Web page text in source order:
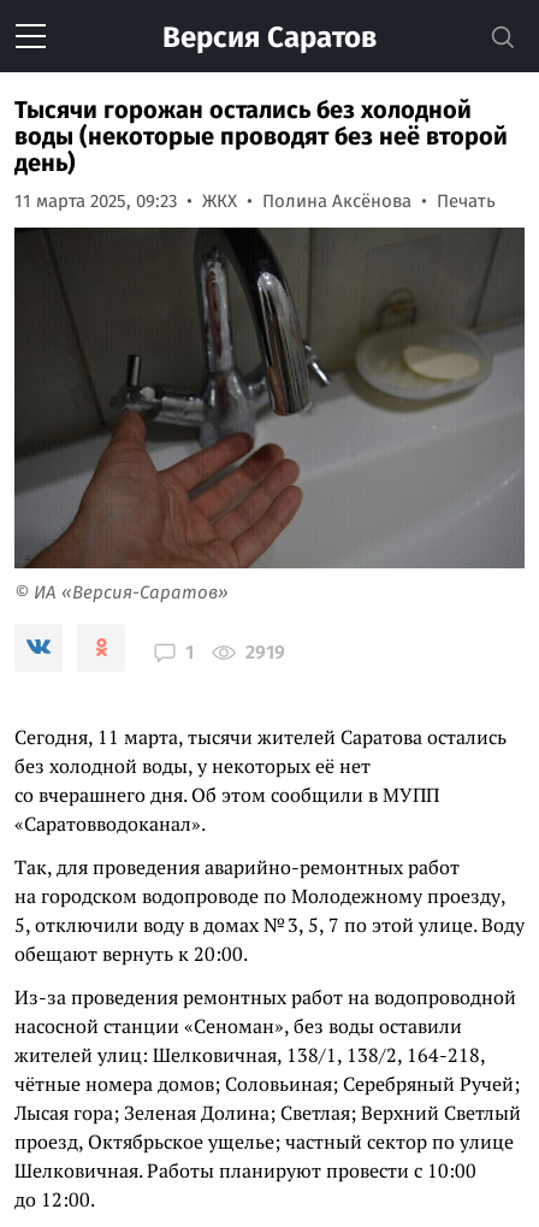
Версия Саратов
Тысячи горожан остались без холодной
воды (некоторые проводят без неё второй
день)
11 марта 2025, 09:23 ЖКХ Полина Аксёнова Печать
© ИА «Версия-Саратов»
1 2919
Сегодня, 11 марта, тысячи жителей Саратова остались
без холодной воды, у некоторых её нет
со вчерашнего дня. Об этом сообщили в МУПП
«Саратовводоканал».
Так, для проведения аварийно-ремонтных работ
на городском водопроводе по Молодежному проезду,
5, отключили воду в домах № 3, 5, 7 по этой улице. Воду
обещают вернуть к 20:00.
Из-за проведения ремонтных работ на водопроводной
насосной станции «Сеноман», без воды оставили
жителей улиц: Шелковичная, 138/1, 138/2, 164-218,
чётные номера домов; Соловьиная; Серебряный Ручей;
Лысая гора; Зеленая Долина; Светлая; Верхний Светлый
проезд, Октябрьское ущелье; частный сектор по улице
Шелковичная. Работы планируют провести с 10:00
до 12:00.